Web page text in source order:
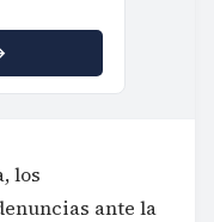
los
ante la